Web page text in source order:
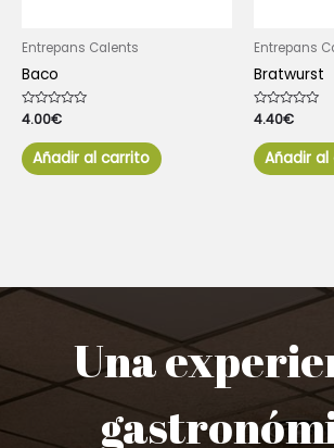
Entrepans Calents
Baco
Valorado
con
de
5
4.00€
Añadir al carrito
Entrepans
Bratwurst
Valorado
con
de
5
4.40€
Añadir
Una